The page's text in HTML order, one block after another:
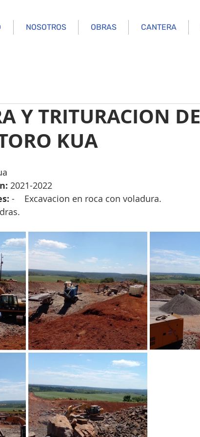
NOSOTROS OBRAS CANTERA
Y TRITURACION DE
KUA
2021-2022
-
Excavacion en roca con voladura.